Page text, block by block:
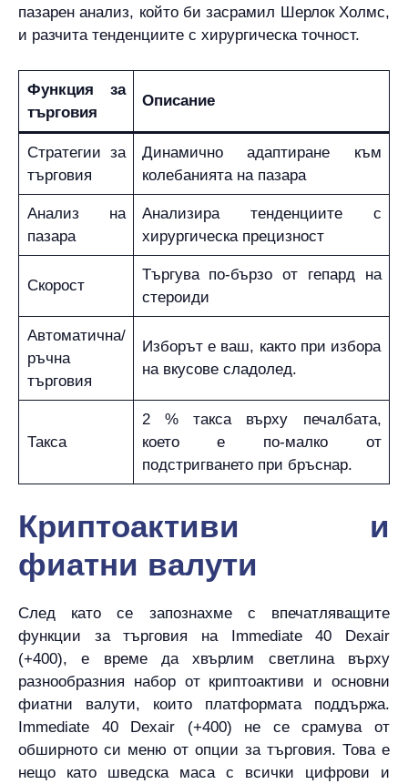
пазарен анализ, който би засрамил Шерлок Холмс,
и разчита тенденциите с хирургическа точност.
Функция за
търговия
Описание
Стратегии за
търговия
Динамично адаптиране към
колебанията на пазара
Анализ на
пазара
Анализира тенденциите с
хирургическа прецизност
Скорост
Търгува по-бързо от гепард на
стероиди
Автоматична/
ръчна
търговия
Изборът е ваш, както при избора
на вкусове сладолед.
Такса
2 % такса върху печалбата,
което е по-малко от
подстригването при бръснар.
Криптоактиви и
фиатни валути
След като се запознахме с впечатляващите
функции за търговия на Immediate 40 Dexair
(+400), е време да хвърлим светлина върху
разнообразния набор от криптоактиви и основни
фиатни валути, които платформата поддържа.
Immediate 40 Dexair (+400) не се срамува от
обширното си меню от опции за търговия. Това е
нещо като шведска маса с всички цифрови и